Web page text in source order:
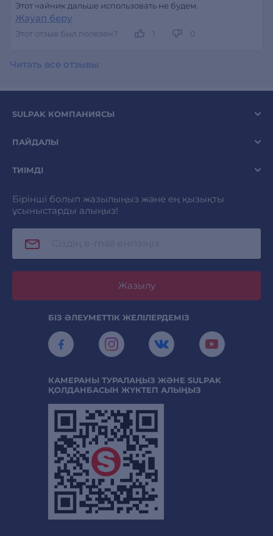
Этот чайник дальше использовать не будем.
Жауап беру
Этот отзыв был полезен? 1 0
Читать все отзывы
SULPAK КОМПАНИЯСЫ
ПАЙДАЛЫ
ТИІМДІ
Бірінші болып жазылыңыз және ең қызықты
ұсыныстарды алыңыз!
Жазылу
БІЗ ӘЛЕУМЕТТІК ЖЕЛІЛЕРДЕМІЗ
КАМЕРАНЫ ТУРАЛАҢЫЗ ЖӘНЕ SULPAK
ҚОЛДАНБАСЫН ЖҮКТЕП АЛЫҢЫЗ